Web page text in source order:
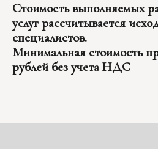
Стоимость выполняемых
услуг рассчитывается
специалистов.
Минимальная стоимость
рублей без учета НДС